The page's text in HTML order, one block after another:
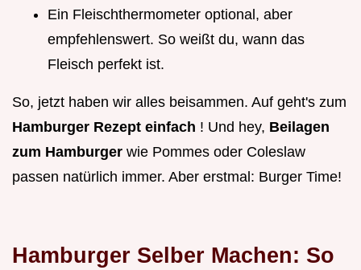
Ein Fleischthermometer optional, aber
empfehlenswert. So weißt du, wann das
Fleisch perfekt ist.
So, jetzt haben wir alles beisammen. Auf geht's zum
Hamburger Rezept einfach ! Und hey, Beilagen
zum Hamburger wie Pommes oder Coleslaw
passen natürlich immer. Aber erstmal: Burger Time!
Hamburger Selber Machen: So